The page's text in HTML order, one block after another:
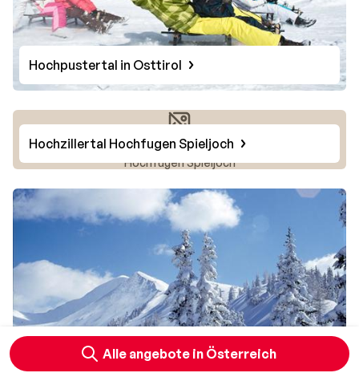
Alle angebote in Österreich
Hochpustertal in Osttirol
Foto von Hochzillertal
Hochfugen Spieljoch
Hochzillertal Hochfugen Spieljoch